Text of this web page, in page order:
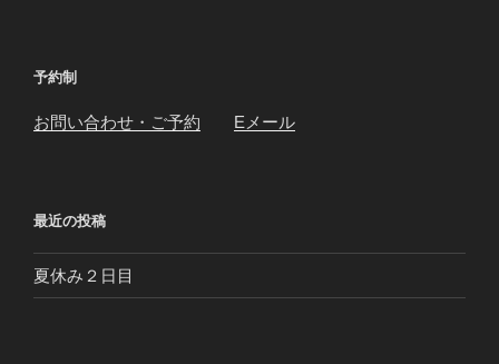
予約制
お問い合わせ・ご予約 Eメール
最近の投稿
夏休み２日目